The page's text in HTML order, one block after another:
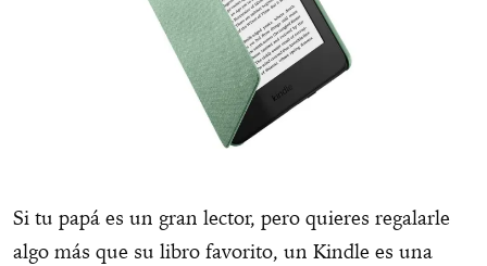
Si tu papá es un gran lector, pero quieres regalarle
algo más que su libro favorito, un Kindle es una